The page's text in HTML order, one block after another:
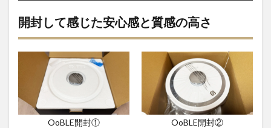
とめ｜
OoBLE
保存環
境を底
上げす
る米び
開封して感じた安心感と質感の高さ
OoBLE開封① OoBLE開封②